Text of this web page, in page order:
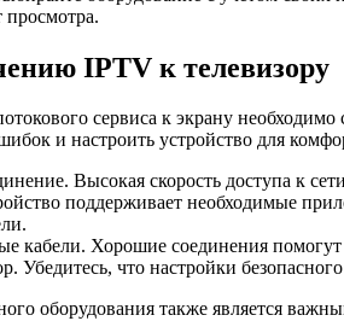
просмотра.
IPTV к телевизору
сервиса к экрану
и настроить устройство для
Высокая скорость доступа к
поддерживает необходимые
кабели. Хорошие соединения
Убедитесь, что настройки
оборудования также является